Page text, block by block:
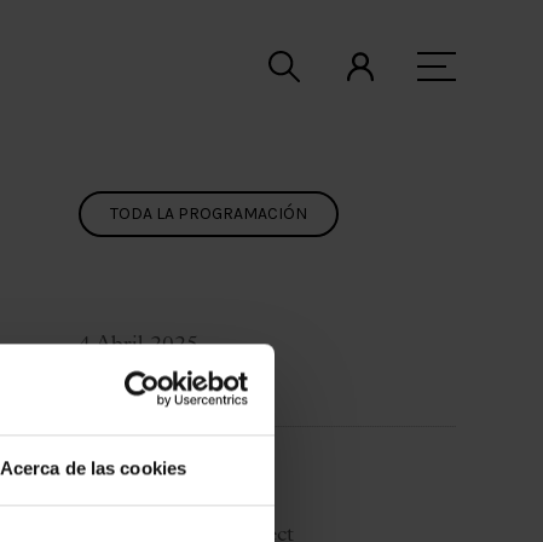
Acerca de las cookies
TODA LA PROGRAMACIÓN
4 Abril 2025
Viernes20:30 h
Sala de Conciertos
Ciclo:
TheProject